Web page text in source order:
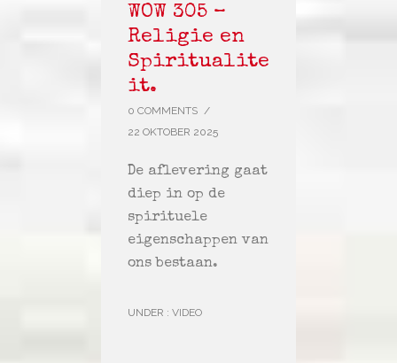
WOW 305 –
Religie en
Spiritualite
it.
0 COMMENTS /
22 OKTOBER 2025
De aflevering gaat
diep in op de
spirituele
eigenschappen van
ons bestaan.
UNDER : VIDEO